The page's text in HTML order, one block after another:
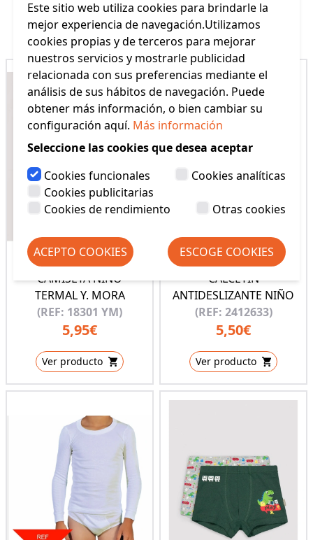
Productos Relacionados
CAMISETA NIÑO
TERMAL Y. MORA
(REF: 18301 YM)
5,95€
Ver producto
CALCETIN
ANTIDESLIZANTE NIÑO
(REF: 2412633)
5,50€
Ver producto
Este sitio web utiliza cookies para brindarle la
mejor experiencia de navegación.Utilizamos
cookies propias y de terceros para mejorar
nuestros servicios y mostrarle publicidad
relacionada con sus preferencias mediante el
análisis de sus hábitos de navegación. Puede
obtener más información, o bien cambiar su
configuración aquí. Más información
Seleccione las cookies que desea aceptar
Cookies funcionales
Cookies analíticas
Cookies publicitarias
Cookies de rendimiento
Otras cookies
ACEPTO COOKIES ESCOGE COOKIES